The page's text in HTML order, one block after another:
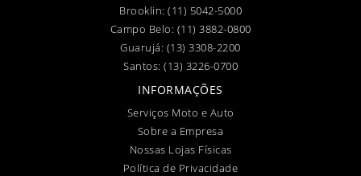
Brooklin: (11) 5042-5000
Campo Belo: (11) 3882-0800
Guarujá: (13) 3308-2200
Santos: (13) 3226-0700
INFORMAÇÕES
Serviços Moto e Auto
Sobre a Empresa
Nossas Lojas Físicas
Política de Privacidade